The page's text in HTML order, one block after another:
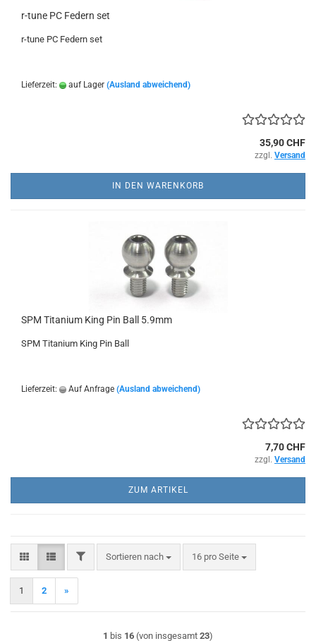
r-tune PC Federn set
r-tune PC Federn set
Lieferzeit: auf Lager (Ausland abweichend)
35,90 CHF
zzgl. Versand
IN DEN WARENKORB
SPM Titanium King Pin Ball 5.9mm
SPM Titanium King Pin Ball
Lieferzeit: Auf Anfrage (Ausland abweichend)
7,70 CHF
zzgl. Versand
ZUM ARTIKEL
FILTERSortieren nach
Sortieren nach 16 pro Seite
pro Seite
1 2 »
1 bis 16 (von insgesamt 23)